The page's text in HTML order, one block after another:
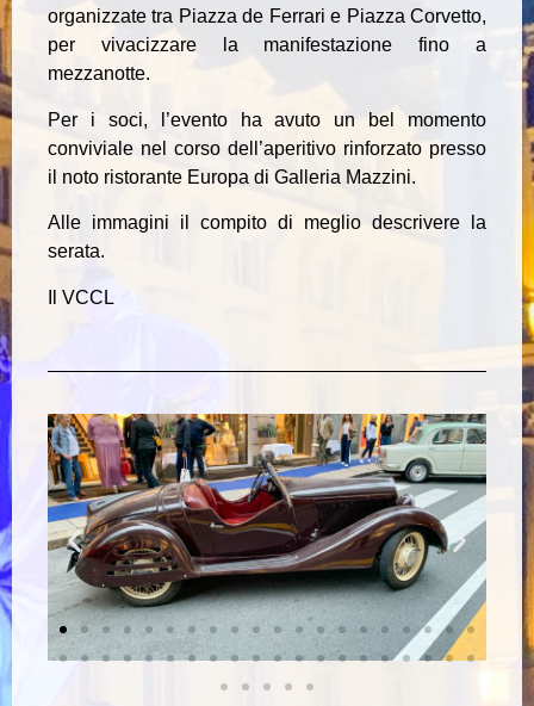
organizzate tra Piazza de Ferrari e Piazza Corvetto,
per vivacizzare la manifestazione fino a
mezzanotte.
Per i soci, l’evento ha avuto un bel momento
conviviale nel corso dell’aperitivo rinforzato presso
il noto ristorante Europa di Galleria Mazzini.
Alle immagini il compito di meglio descrivere la
serata.
Il VCCL